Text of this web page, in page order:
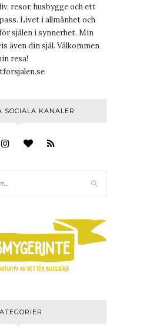
resor, husbygge och ett
Livet i allmänhet och
själen i synnerhet. Min
även din själ. Välkommen
resa!
SOCIALA KANALER